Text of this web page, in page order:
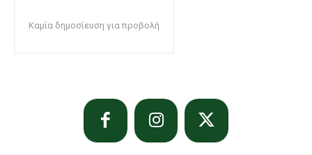
Καμία δημοσίευση για προβολή